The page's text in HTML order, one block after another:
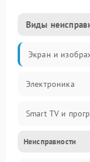
Виды
Экран и
Электроника
Smart TV и
Питание и запуск
Неисправности